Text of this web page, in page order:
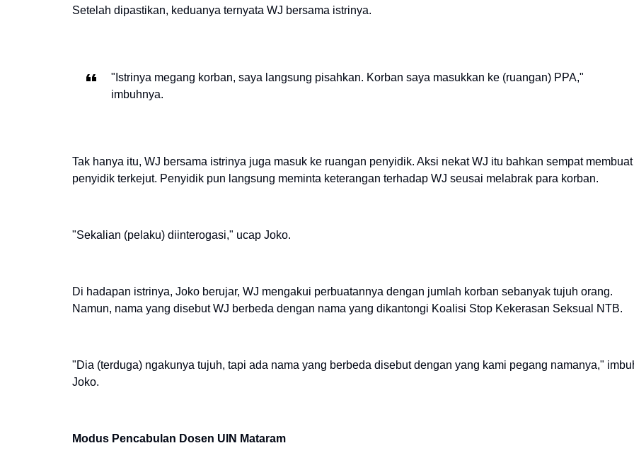
Setelah dipastikan, keduanya ternyata WJ bersama istrinya.
"Istrinya megang korban, saya langsung pisahkan. Korban saya masukkan ke (ruangan) PPA,"
imbuhnya.
Tak hanya itu, WJ bersama istrinya juga masuk ke ruangan penyidik. Aksi nekat WJ itu bahkan sempat membuat
penyidik terkejut. Penyidik pun langsung meminta keterangan terhadap WJ seusai melabrak para korban.
"Sekalian (pelaku) diinterogasi," ucap Joko.
Di hadapan istrinya, Joko berujar, WJ mengakui perbuatannya dengan jumlah korban sebanyak tujuh orang.
Namun, nama yang disebut WJ berbeda dengan nama yang dikantongi Koalisi Stop Kekerasan Seksual NTB.
"Dia (terduga) ngakunya tujuh, tapi ada nama yang berbeda disebut dengan yang kami pegang namanya,"
Joko.
Modus Pencabulan Dosen UIN Mataram